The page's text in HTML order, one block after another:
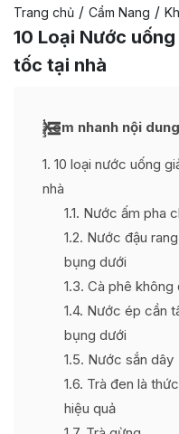
Trang chủ / Cẩm Nang /
10 Loại Nước
tốc tại nhà
Xem nhanh nội
1 10 loại nước uống
nhà
1.1 Nước ấm pha
1.2 Nước đậu
bụng dưới
1.3 Cà phê không
1.4 Nước ép cần
bụng dưới
1.5 Nước sắn dây
1.6 Trà đen là
hiệu quả